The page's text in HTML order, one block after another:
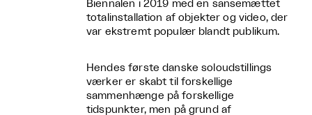
Biennalen i 2019 med en sansemættet
totalinstallation af objekter og video, der
var ekstremt populær blandt publikum.
Hendes første danske soloudstillings
værker er skabt til forskellige
sammenhænge på forskellige
tidspunkter, men på grund af